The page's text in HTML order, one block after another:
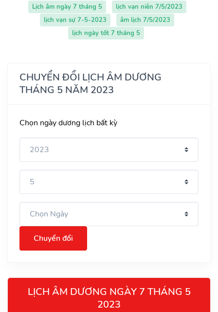
Lịch âm ngày 7 tháng 5
lịch vạn niên 7/5/2023
lịch vạn sự 7-5-2023
âm lịch 7/5/2023
lịch ngày tốt 7 tháng 5
CHUYỂN ĐỔI LỊCH ÂM DƯƠNG
THÁNG 5 NĂM 2023
Chọn ngày dương lịch bất kỳ
Chuyển đổi
LỊCH ÂM DƯƠNG NGÀY 7 THÁNG 5
2023